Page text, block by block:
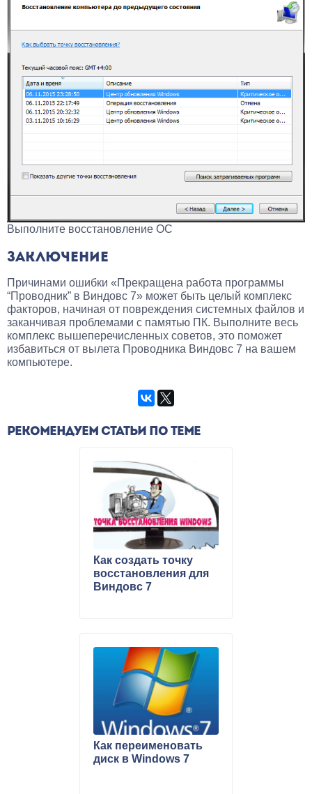
Выполните восстановление ОС
ЗАКЛЮЧЕНИЕ
Причинами ошибки «Прекращена работа программы
“Проводник” в Виндовс 7» может быть целый комплекс
факторов, начиная от повреждения системных файлов и
заканчивая проблемами с памятью ПК. Выполните весь
комплекс вышеперечисленных советов, это поможет
избавиться от вылета Проводника Виндовс 7 на вашем
компьютере.
РЕКОМЕНДУЕМ СТАТЬИ ПО ТЕМЕ
Как создать точку
восстановления для
Виндовс 7
Как переименовать
диск в Windows 7